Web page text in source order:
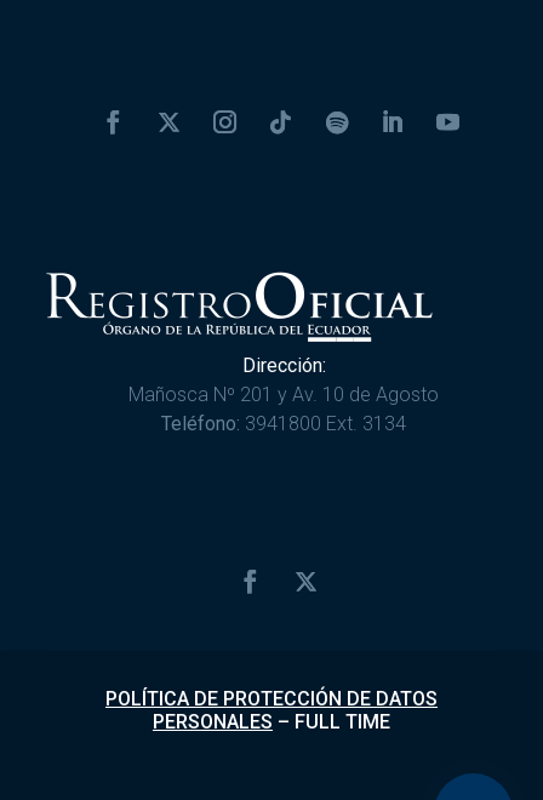
Dirección:
Mañosca Nº 201 y Av. 10 de Agosto
Teléfono: 3941800 Ext. 3134
POLÍTICA DE PROTECCIÓN DE DATOS
PERSONALES – FULL TIME